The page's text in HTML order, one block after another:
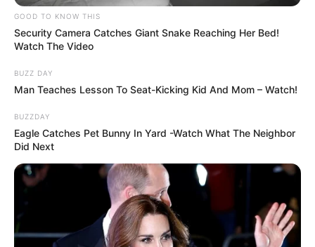
GOOD TO KNOW THIS
Security Camera Catches Giant Snake Reaching Her Bed!
Watch The Video
BUZZ DAY
Man Teaches Lesson To Seat-Kicking Kid And Mom – Watch!
BUZZDAY
Eagle Catches Pet Bunny In Yard -Watch What The Neighbor
Did Next